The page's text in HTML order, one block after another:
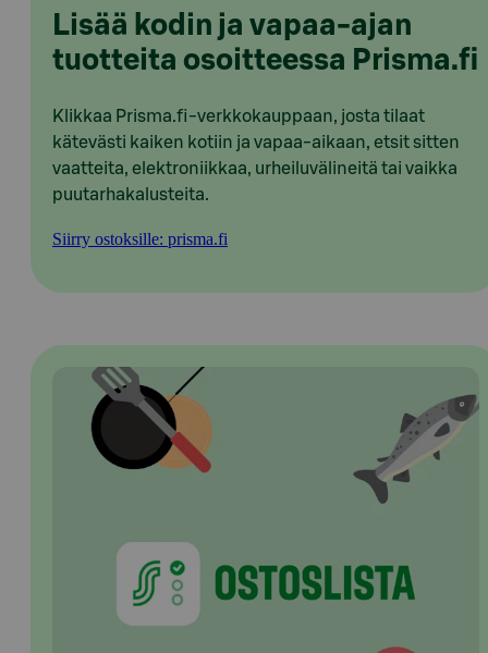
Lisää kodin ja vapaa-ajan
tuotteita osoitteessa Prisma.fi
Klikkaa Prisma.fi-verkkokauppaan, josta tilaat
kätevästi kaiken kotiin ja vapaa-aikaan, etsit sitten
vaatteita, elektroniikkaa, urheiluvälineitä tai vaikka
puutarhakalusteita.
Siirry ostoksille: prisma.fi